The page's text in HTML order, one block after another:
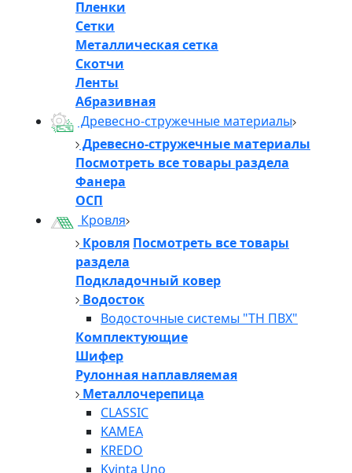
Пленки
Сетки
Металлическая сетка
Скотчи
Ленты
Абразивная
Древесно-стружечные материалы
Древесно-стружечные материалы
Посмотреть все товары раздела
Фанера
ОСП
Кровля
Кровля Посмотреть все товары
раздела
Подкладочный ковер
Водосток
Водосточные системы "ТН ПВХ"
Комплектующие
Шифер
Рулонная наплавляемая
Металлочерепица
CLASSIC
KAMEA
KREDO
Kvinta Uno